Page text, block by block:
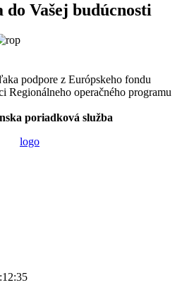
Vašej budúcnosti
podpore z Európskeho fondu
Regionálneho operačného programu
poriadková služba